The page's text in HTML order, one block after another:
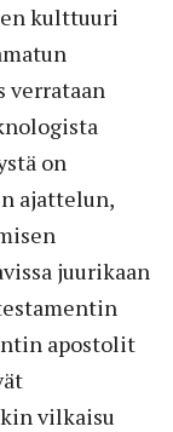
kulttuuri
verrataan
on
ajattelun,
juurikaan
apostolit
vilkaisu